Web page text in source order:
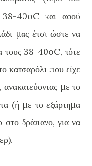
38-40oC και αφού
μας έτσι ώστε να
τους 38-40oC, τότε
κατσαρόλι που είχε
με το
(ή με το εξάρτημα
στο δράπανο, για να